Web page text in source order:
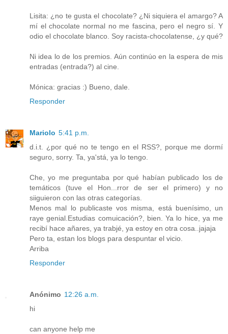
Lisita: ¿no te gusta el chocolate? ¿Ni siquiera el amargo? A
mí el chocolate normal no me fascina, pero el negro sí. Y
odio el chocolate blanco. Soy racista-chocolatense, ¿y qué?
Ni idea lo de los premios. Aún continúo en la espera de mis
entradas (entrada?) al cine.
Mónica: gracias :) Bueno, dale.
Responder
Mariolo 5:41 p.m.
d.i.t. ¿por qué no te tengo en el RSS?, porque me dormí
seguro, sorry. Ta, ya'stá, ya lo tengo.
Che, yo me preguntaba por qué habían publicado los de
temáticos (tuve el Hon...rror de ser el primero) y no
siiguieron con las otras categorías.
Menos mal lo publicaste vos misma, está buenísimo, un
raye genial.Estudias comuicación?, bien. Ya lo hice, ya me
recibí hace añares, ya trabjé, ya estoy en otra cosa..jajaja
Pero ta, estan los blogs para despuntar el vicio.
Arriba
Responder
Anónimo 12:26 a.m.
hi
can anyone help me